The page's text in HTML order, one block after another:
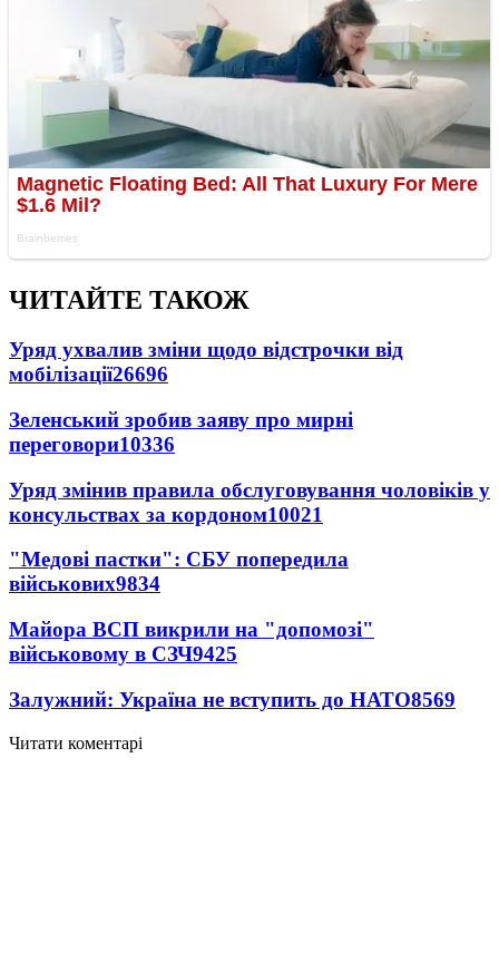
ЧИТАЙТЕ ТАКОЖ
Уряд ухвалив зміни щодо відстрочки від
мобілізації26696
Зеленський зробив заяву про мирні
переговори10336
Уряд змінив правила обслуговування чоловіків у
консульствах за кордоном10021
"Медові пастки": СБУ попередила
військових9834
Майора ВСП викрили на "допомозі"
військовому в СЗЧ9425
Залужний: Україна не вступить до НАТО8569
Читати коментарі